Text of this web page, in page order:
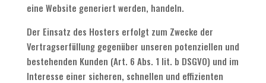
eine Website generiert werden, handeln.
Der Einsatz des Hosters erfolgt zum Zwecke der
Vertragserfüllung gegenüber unseren potenziellen und
bestehenden Kunden (Art. 6 Abs. 1 lit. b DSGVO) und im
Interesse einer sicheren, schnellen und effizienten